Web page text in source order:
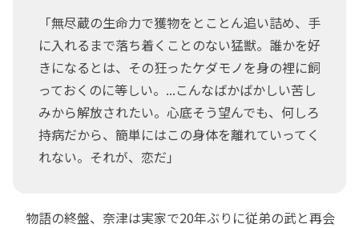
「無尽蔵の生命力で獲物をとことん追い詰め、手
に入れるまで落ち着くことのない猛獣。誰かを好
きになるとは、その狂ったケダモノを身の裡に飼
っておくのに等しい。...こんなばかばかしい苦し
みから解放されたい。心底そう望んでも、何しろ
持病だから、簡単にはこの身体を離れていってく
れない。それが、恋だ」
物語の終盤、奈津は実家で20年ぶりに従弟の武と再会